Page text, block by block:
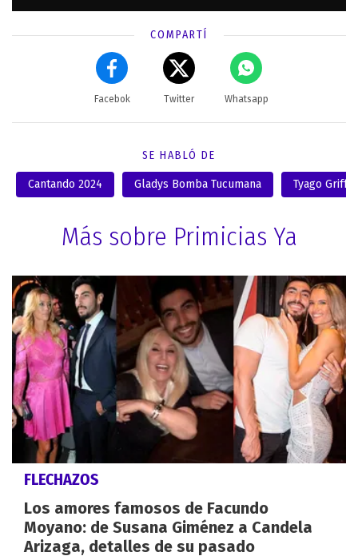
COMPARTÍ
Facebok Twitter Whatsapp
SE HABLÓ DE
Cantando 2024 Gladys Bomba Tucumana Tyago Griffo
Más sobre Primicias Ya
FLECHAZOS
Los amores famosos de Facundo
Moyano: de Susana Giménez a Candela
Arizaga, detalles de su pasado